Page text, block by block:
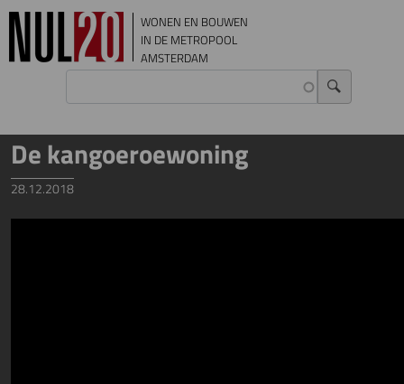
Overslaan en naar de inhoud gaan
WONEN EN BOUWEN
IN DE METROPOOL
AMSTERDAM
De kangoeroewoning
28.12.2018